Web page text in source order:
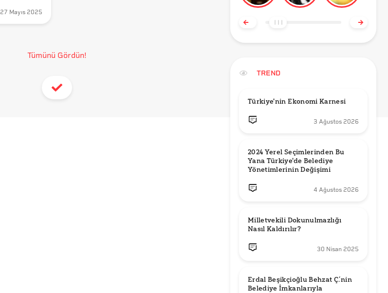
27 Mayıs 2025
Tümünü Gördün!
TREND
Türkiye'nin Ekonomi Karnesi
3 Ağustos 2026
2024 Yerel Seçimlerinden Bu
Yana Türkiye'de Belediye
Yönetimlerinin Değişimi
4 Ağustos 2026
Milletvekili Dokunulmazlığı
Nasıl Kaldırılır?
30 Nisan 2025
Erdal Beşikçioğlu Behzat Ç.’nin
Belediye İmkanlarıyla